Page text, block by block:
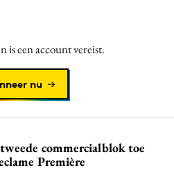
is een account vereist.
nu
commercialblok toe
Première